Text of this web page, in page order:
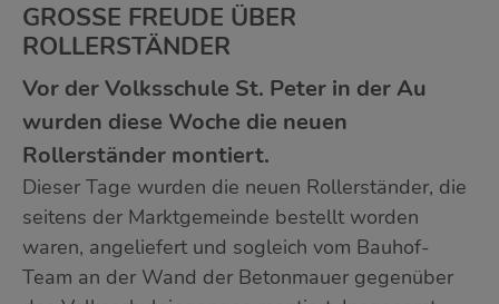
GROSSE FREUDE ÜBER R
OLLERSTÄNDER
Vor der Volksschule St. Peter in der Au
wurden diese Woche die neuen
Rollerständer montiert.
Dieser Tage wurden die neuen Rollerständer, die
seitens der Marktgemeinde bestellt worden
waren, angeliefert und sogleich vom Bauhof-
Team an der Wand der Betonmauer gegenüber